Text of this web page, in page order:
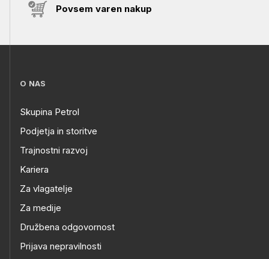
Povsem varen nakup
O NAS
Skupina Petrol
Podjetja in storitve
Trajnostni razvoj
Kariera
Za vlagatelje
Za medije
Družbena odgovornost
Prijava nepravilnosti